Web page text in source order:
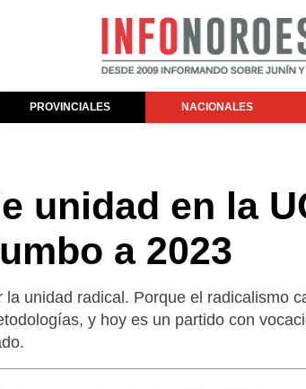
PROVINCIALES NACIONALES
unidad en la
a 2023
la unidad radical. Porque el radicalismo
y hoy es un partido con